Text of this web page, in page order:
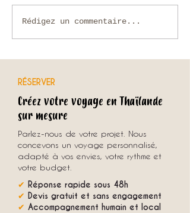
Que faire en Thaïlande en
Rédigez un commentaire...
RÉSERVER
Créez votre voyage en Thaïlande
sur mesure
Parlez-nous de votre projet. Nous
concevons un voyage personnalisé,
adapté à vos envies, votre rythme et
votre budget.
✔ Réponse rapide sous 48h
✔ Devis gratuit et sans engagement
✔ Accompagnement humain et local